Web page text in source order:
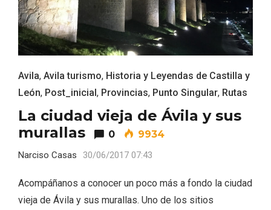
Avila, Avila turismo, Historia y Leyendas de Castilla y
León, Post_inicial, Provincias, Punto Singular, Rutas
La ciudad vieja de Ávila y sus
murallas
0 9934
Narciso Casas 30/06/2017 07:43
Acompáñanos a conocer un poco más a fondo la ciudad
vieja de Ávila y sus murallas. Uno de los sitios